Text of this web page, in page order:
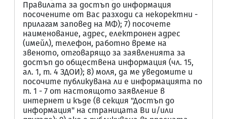
Правилата за достъп до информация
посочените от Вас разходи са некоректни -
прилагам заповед на МФ); 7) посочете
наименование, адрес, електронен адрес
(имейл), телефон, работно време на
звеното, отговарящо за заявленията за
достъп до обществена информация (чл. 15,
ал. 1, т. 4 ЗДОИ); 8) моля, да ме уведомите и
посочите публикувана ли е информацията по
т. 1 - 7 от настоящото заявление в
интернет и къде (в секция "Достъп до
информация" на страницата Ви и/или